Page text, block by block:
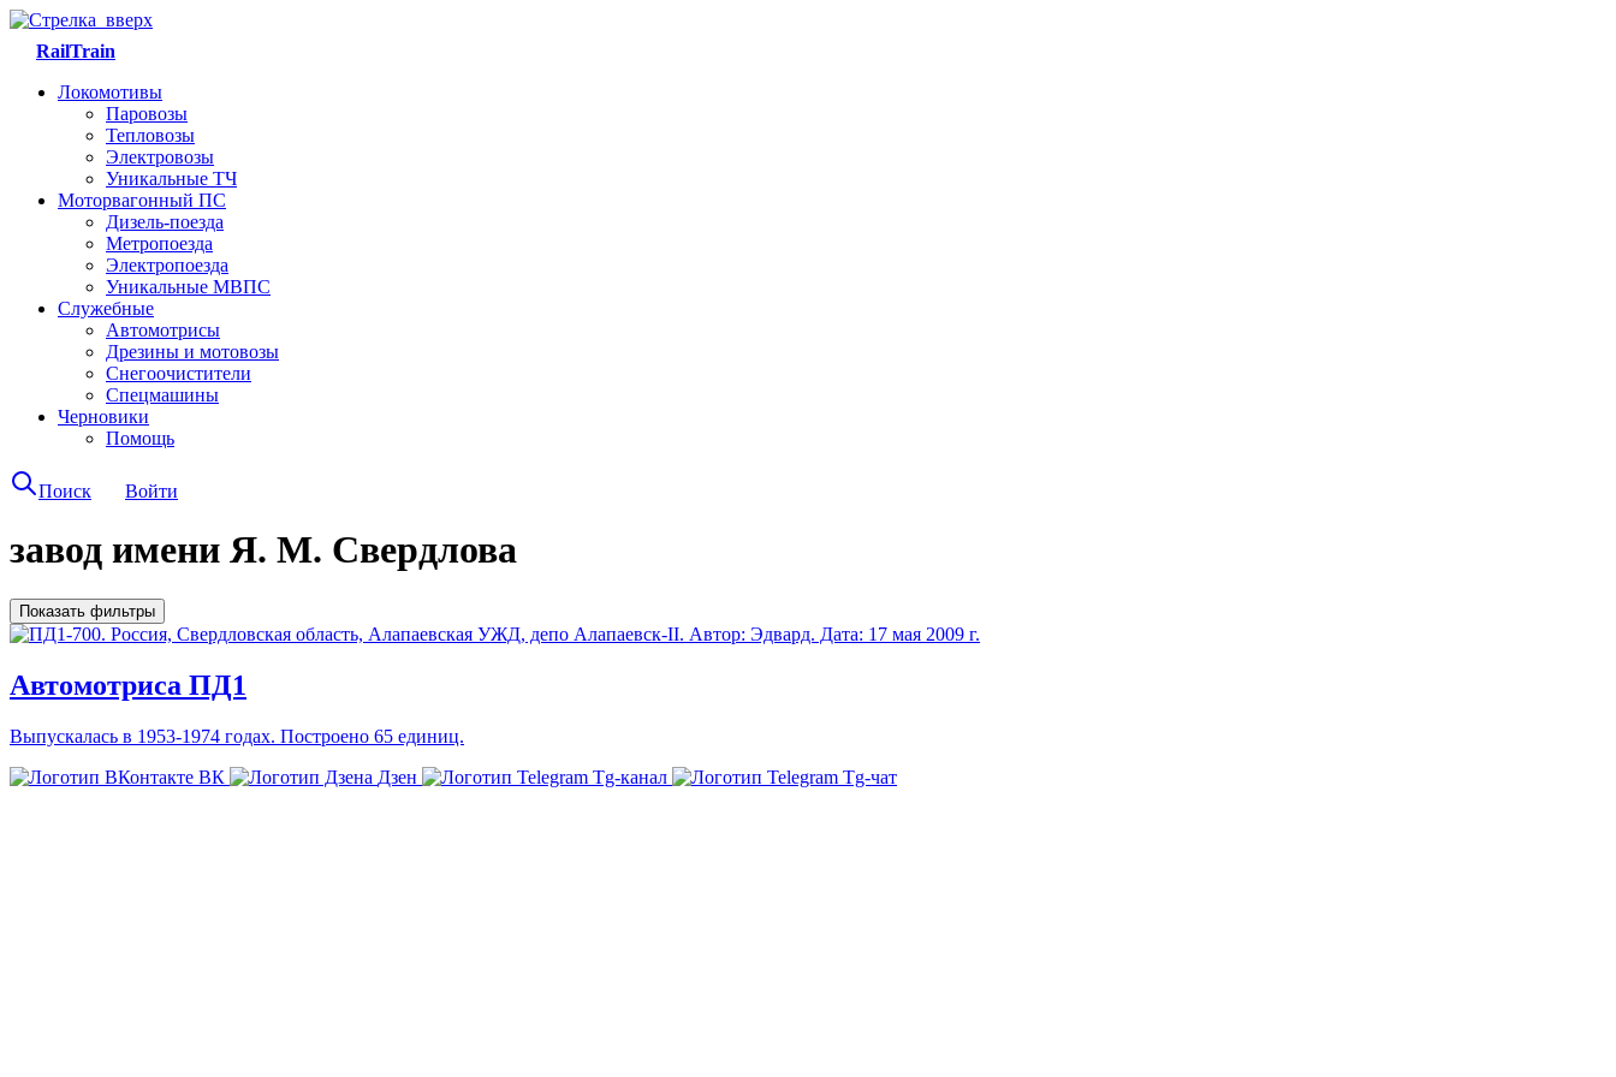
RailTrain
Локомотивы
Паровозы
Тепловозы
Электровозы
Уникальные ТЧ
Моторвагонный ПС
Дизель-поезда
Метропоезда
Электропоезда
Уникальные МВПС
Служебные
Автомотрисы
Дрезины и мотовозы
Снегоочистители
Спецмашины
Черновики
Помощь
Поиск Войти
завод имени Я. М. Свердлова
Показать фильтры
Автомотриса ПД1
Выпускалась в 1953-1974 годах. Построено 65 единиц.
ВК
Дзен Tg-канал Tg-чат